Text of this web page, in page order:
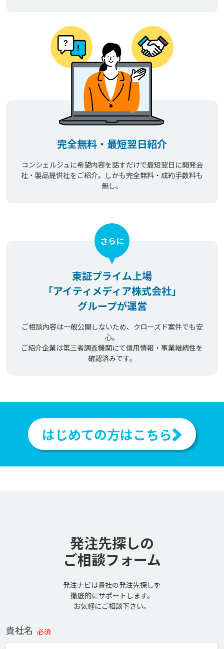
完全無料・最短翌日紹介
コンシェルジュに希望内容を話すだけで最短翌日に開発会
社・製品提供社をご紹介。しかも完全無料・成約手数料も
無し。
東証プライム上場
「アイティメディア株式会社」
グループが運営
さらに
ご相談内容は一般公開しないため、クローズド案件でも安
心。
ご紹介企業は第三者調査機関にて信用情報・事業継続性を
確認済みです。
はじめての方はこちら
発注先探しの
ご相談フォーム
発注ナビは貴社の発注先探しを
徹底的にサポートします。
お気軽にご相談下さい。
貴社名 必須